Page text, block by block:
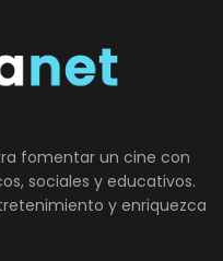
fomentar un cine con
sociales y educativos.
y enriquezca